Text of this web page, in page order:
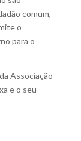
comum,
o
para o
Associação
e o seu